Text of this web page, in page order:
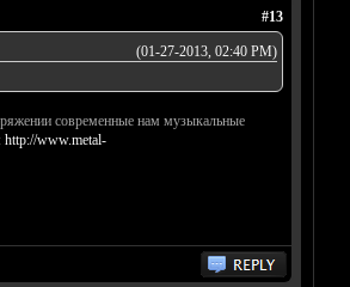
#13
(01-27-2013, 02:40 PM)
современные нам музыкальные
http://www.metal-